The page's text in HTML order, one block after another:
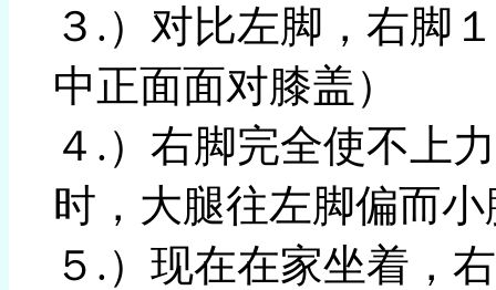
３.）对比左脚，右脚
中正面面对膝盖）
４.）右脚完全使不上
时，大腿往左脚偏而
５.）现在在家坐着，